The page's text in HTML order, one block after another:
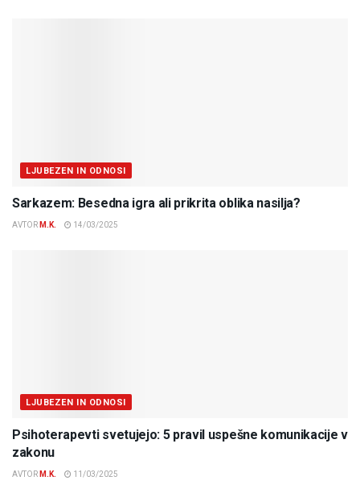
LJUBEZEN IN ODNOSI
Sarkazem: Besedna igra ali prikrita oblika nasilja?
AVTOR M.K. 14/03/2025
LJUBEZEN IN ODNOSI
Psihoterapevti svetujejo: 5 pravil uspešne komunikacije v
zakonu
AVTOR M.K. 11/03/2025